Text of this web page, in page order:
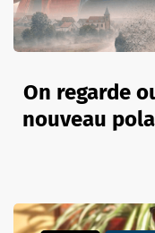
On regarde
nouveau